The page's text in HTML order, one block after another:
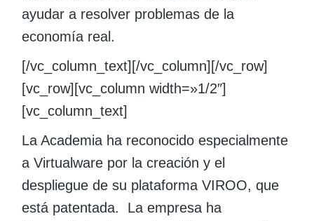
ayudar a resolver problemas de la
economía real.
[/vc_column_text][/vc_column][/vc_row]
[vc_row][vc_column width=»1/2″]
[vc_column_text]
La Academia ha reconocido especialmente
a Virtualware por la creación y el
despliegue de su plataforma VIROO, que
está patentada. La empresa ha